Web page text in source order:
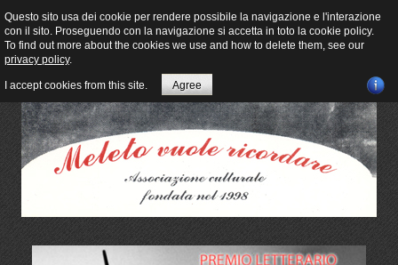
Questo sito usa dei cookie per rendere possibile la navigazione e l'interazione
con il sito. Proseguendo con la navigazione si accetta in toto la cookie policy.
To find out more about the cookies we use and how to delete them, see our
privacy policy.
I accept cookies from this site. Agree